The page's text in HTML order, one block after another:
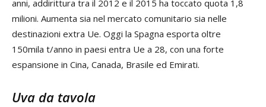
anni, addirittura tra il 2012 e il 2015 ha toccato quota 1,8
milioni. Aumenta sia nel mercato comunitario sia nelle
destinazioni extra Ue. Oggi la Spagna esporta oltre
150mila t/anno in paesi entra Ue a 28, con una forte
espansione in Cina, Canada, Brasile ed Emirati.
Uva da tavola